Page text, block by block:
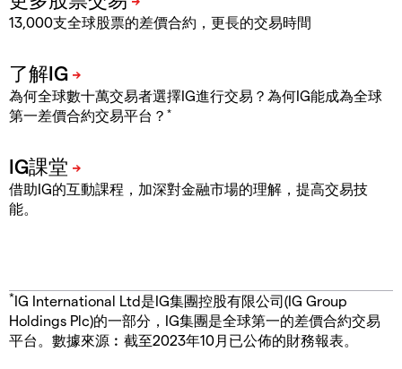
13,000支全球股票的差價合約，更長的交易時間
為何全球數十萬交易者選擇IG進行交易？為何IG能成為全球
第一差價合約交易平台？ *
借助IG的互動課程，加深對金融市場的理解，提高交易技
能。
*IG International Ltd是IG集團控股有限公司(IG Group
Holdings Plc)的一部分，IG集團是全球第一的差價合約交易
平台。數據來源︰截至2023年10月已公佈的財務報表。